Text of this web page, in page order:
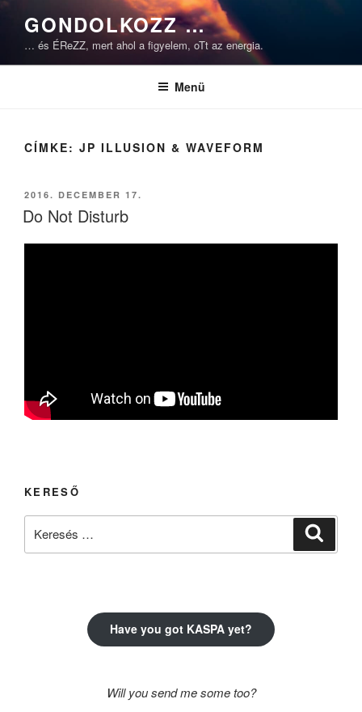
Tartalomhoz
GONDOLKOZZ …
… és ÉReZZ, mert ahol a figyelem, oTt az energia.
Menü
CÍMKE: JP ILLUSION & WAVEFORM
BEKÜLDVE:
2016. DECEMBER 17.
Do Not Disturb
KERESŐ
Have you got KASPA yet?
Will you send me some too?